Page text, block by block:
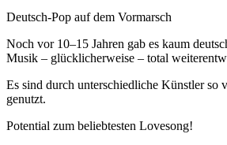
Deutsch-Pop auf dem Vormarsch
Noch vor 10–15 Jah­ren gab es kaum
Musik – glück­li­cher­wei­se – total
Es sind durch unter­schied­li­che Künst­ler so
genutzt.
Potential zum beliebtesten Lovesong!